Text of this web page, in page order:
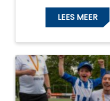
LEES MEER